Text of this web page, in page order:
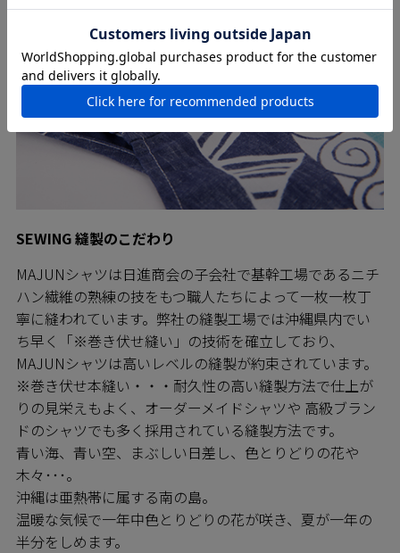
SEWING 縫製のこだわり
MAJUNシャツは日進商会の子会社で基幹工場であるニチ
ハン繊維の熟練の技をもつ職人たちによって一枚一枚丁
寧に縫われています。弊社の縫製工場では沖縄県内でい
ち早く「※巻き伏せ縫い」の技術を確立しており、
MAJUNシャツは高いレベルの縫製が約束されています。
※巻き伏せ本縫い・・・耐久性の高い縫製方法で仕上が
りの見栄えもよく、オーダーメイドシャツや 高級ブラン
ドのシャツでも多く採用されている縫製方法です。
青い海、青い空、まぶしい日差し、色とりどりの花や
木々･･･。
沖縄は亜熱帯に属する南の島。
温暖な気候で一年中色とりどりの花が咲き、夏が一年の
半分をしめます。